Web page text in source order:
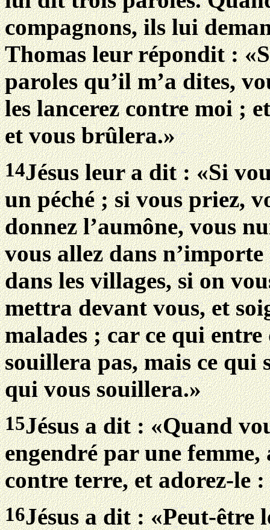
compagnons, ils lui
Thomas leur répondit :
paroles qu’il m’a dites,
les lancerez contre moi ;
et vous brûlera.»
14Jésus leur a dit : «Si
un péché ; si vous priez,
donnez l’aumône, vous
vous allez dans
dans les villages, si on
mettra devant vous, et
malades ; car ce qui
souillera pas, mais ce qui
qui vous souillera.»
15Jésus a dit : «Quand
engendré par une
contre terre, et adorez-le
16Jésus a dit : «Peut-être